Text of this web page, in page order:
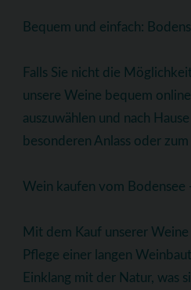
Bequem und einfach:
Falls Sie nicht die
unsere Weine bequem
auszuwählen und nach
besonderen Anlass oder
Wein kaufen vom
Mit dem Kauf unserer
Pflege einer langen
Einklang mit der Natur, was